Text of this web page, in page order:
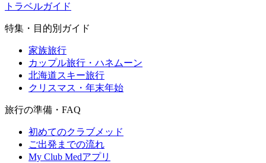
トラベルガイド
特集・目的別ガイド
家族旅行
カップル旅行・ハネムーン
北海道スキー旅行
クリスマス・年末年始
旅行の準備・FAQ
初めてのクラブメッド
ご出発までの流れ
My Club Medアプリ